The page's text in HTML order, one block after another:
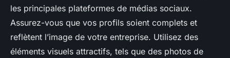
les principales plateformes de médias sociaux.
Assurez-vous que vos profils soient complets et
reflètent l’image de votre entreprise. Utilisez des
éléments visuels attractifs, tels que des photos de